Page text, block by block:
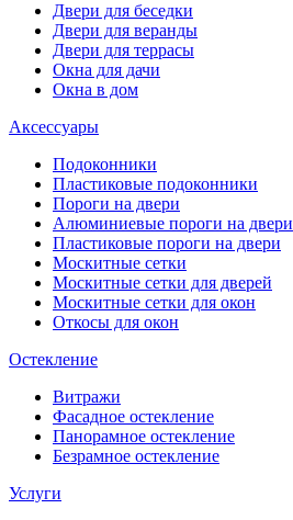
Двери для беседки
Двери для веранды
Двери для террасы
Окна для дачи
Окна в дом
Аксессуары
Подоконники
Пластиковые подоконники
Пороги на двери
Алюминиевые пороги на двери
Пластиковые пороги на двери
Москитные сетки
Москитные сетки для дверей
Москитные сетки для окон
Откосы для окон
Остекление
Витражи
Фасадное остекление
Панорамное остекление
Безрамное остекление
Услуги